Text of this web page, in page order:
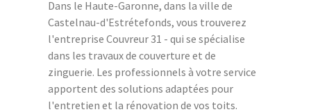
Dans le Haute-Garonne, dans la ville de
Castelnau-d'Estrétefonds, vous trouverez
l'entreprise Couvreur 31 - qui se spécialise
dans les travaux de couverture et de
zinguerie. Les professionnels à votre service
apportent des solutions adaptées pour
l'entretien et la rénovation de vos toits.